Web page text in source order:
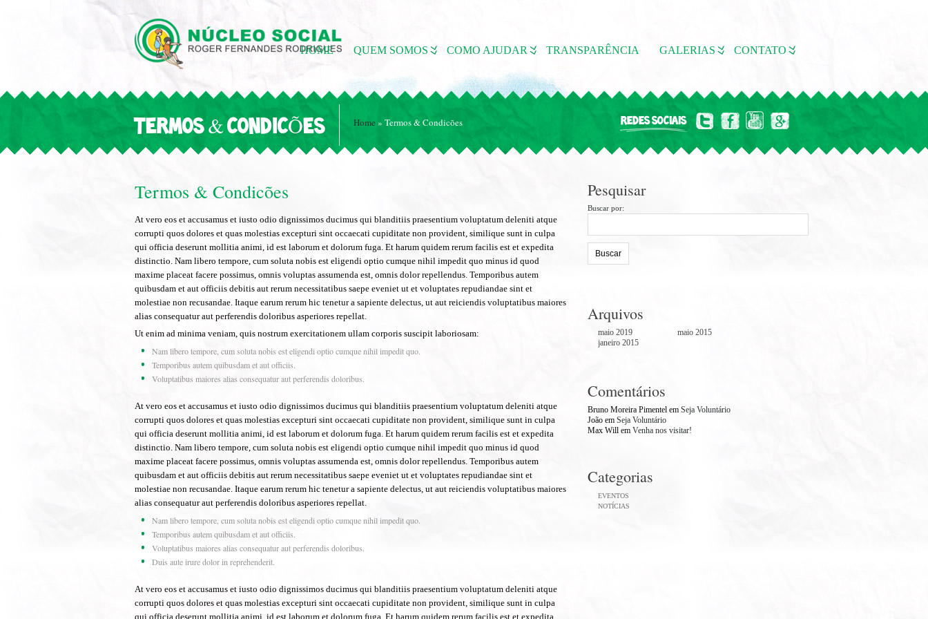
HOME QUEM SOMOS COMO AJUDAR TRANSPARÊNCIA GALERIAS CONTATO
TERMOS & CONDICÕES Home » Termos & Condicões REDES SOCIAIS
Termos & Condicões
At vero eos et accusamus et iusto odio dignissimos ducimus qui blanditiis praesentium voluptatum deleniti atque
corrupti quos dolores et quas molestias excepturi sint occaecati cupiditate non provident, similique sunt in culpa
qui officia deserunt mollitia animi, id est laborum et dolorum fuga. Et harum quidem rerum facilis est et expedita
distinctio. Nam libero tempore, cum soluta nobis est eligendi optio cumque nihil impedit quo minus id quod
maxime placeat facere possimus, omnis voluptas assumenda est, omnis dolor repellendus. Temporibus autem
quibusdam et aut officiis debitis aut rerum necessitatibus saepe eveniet ut et voluptates repudiandae sint et
molestiae non recusandae. Itaque earum rerum hic tenetur a sapiente delectus, ut aut reiciendis voluptatibus maiores
alias consequatur aut perferendis doloribus asperiores repellat.
Ut enim ad minima veniam, quis nostrum exercitationem ullam corporis suscipit laboriosam:
Nam libero tempore, cum soluta nobis est eligendi optio cumque nihil impedit quo.
Temporibus autem quibusdam et aut officiis.
Voluptatibus maiores alias consequatur aut perferendis doloribus.
At vero eos et accusamus et iusto odio dignissimos ducimus qui blanditiis praesentium voluptatum deleniti atque
corrupti quos dolores et quas molestias excepturi sint occaecati cupiditate non provident, similique sunt in culpa
qui officia deserunt mollitia animi, id est laborum et dolorum fuga. Et harum quidem rerum facilis est et expedita
distinctio. Nam libero tempore, cum soluta nobis est eligendi optio cumque nihil impedit quo minus id quod
maxime placeat facere possimus, omnis voluptas assumenda est, omnis dolor repellendus. Temporibus autem
quibusdam et aut officiis debitis aut rerum necessitatibus saepe eveniet ut et voluptates repudiandae sint et
molestiae non recusandae. Itaque earum rerum hic tenetur a sapiente delectus, ut aut reiciendis voluptatibus maiores
alias consequatur aut perferendis doloribus asperiores repellat.
Nam libero tempore, cum soluta nobis est eligendi optio cumque nihil impedit quo.
Temporibus autem quibusdam et aut officiis.
Voluptatibus maiores alias consequatur aut perferendis doloribus.
Duis aute irure dolor in reprehenderit.
At vero eos et accusamus et iusto odio dignissimos ducimus qui blanditiis praesentium voluptatum deleniti atque
corrupti quos dolores et quas molestias excepturi sint occaecati cupiditate non provident, similique sunt in culpa
qui officia deserunt mollitia animi, id est laborum et dolorum fuga. Et harum quidem rerum facilis est et expedita
Pesquisar
Buscar por:
Arquivos
maio 2019
maio 2015
janeiro 2015
Comentários
Bruno Moreira Pimentel em Seja Voluntário
João em Seja Voluntário
Max Will em Venha nos visitar!
Categorias
EVENTOS
NOTÍCIAS